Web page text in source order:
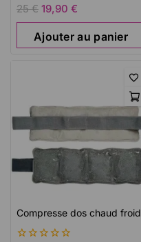
0
25€ 19,90 €
Ajouter au panier
Compresse dos chaud froid